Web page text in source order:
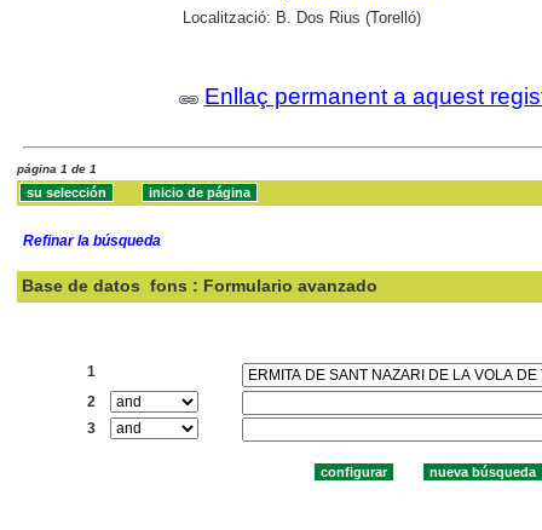
Localització: B. Dos Rius (Torelló)
Enllaç permanent a aquest
página 1 de 1
Refinar la búsqueda
Base de datos fons : Formulario avanzado
1
2
3